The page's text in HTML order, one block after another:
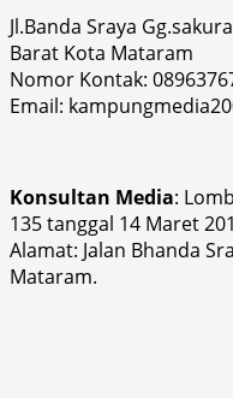
Jl.Banda Sraya
Barat Kota Mataram
Nomor Kontak:
Email:
Konsultan Media:
135 tanggal 14 Maret
Alamat: Jalan Bhanda
Mataram.